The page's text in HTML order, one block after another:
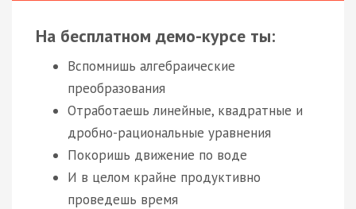
На бесплатном демо-курсе ты:
Вспомнишь алгебраические
преобразования
Отработаешь линейные, квадратные и
дробно-рациональные уравнения
Покоришь движение по воде
И в целом крайне продуктивно
проведешь время